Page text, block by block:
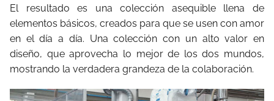
El resultado es una colección asequible llena de
elementos básicos, creados para que se usen con amor
en el día a día. Una colección con un alto valor en
diseño, que aprovecha lo mejor de los dos mundos,
mostrando la verdadera grandeza de la colaboración.